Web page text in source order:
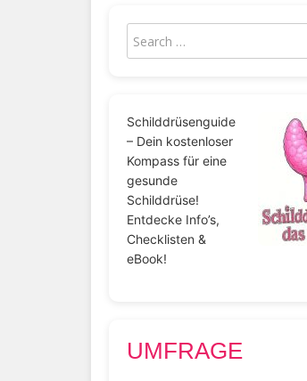
Schilddrüsenguide
– Dein kostenloser
Kompass für eine
gesunde
Schilddrüse!
Entdecke Info’s,
Checklisten &
eBook!
UMFRAGE